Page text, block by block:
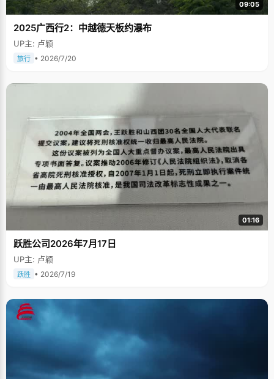
09:05
2025广西行2：中越德天板约瀑布
UP主: 卢颖
旅行 • 2026/7/20
01:16
跃胜公司2026年7月17日
UP主: 卢颖
跃胜 • 2026/7/19